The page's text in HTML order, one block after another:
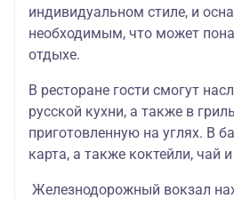
индивидуальном стиле, и
необходимым, что может
отдыхе.
В ресторане гости смогут
русской кухни, а также в
приготовленную на углях. В
карта, а также коктейли, чай
Железнодорожный вокзал